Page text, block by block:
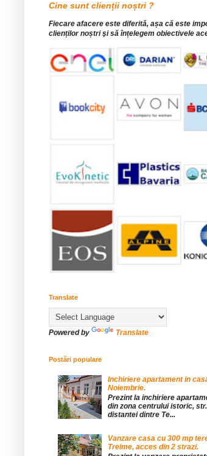
Cine sunt clienții noștri ?
Fiecare afacere este diferită, așa că este
clienților noștri şi să înțelegem obiectivele
Translate
Powered by Translate
Postări populare
Inchiriere apartament in
Noiembrie.
Prezint la inchiriere
din zona centrului istoric,
distantei dintre Te...
Vanzare casa cu 300 mp
Treime, acces din 2 strazi.